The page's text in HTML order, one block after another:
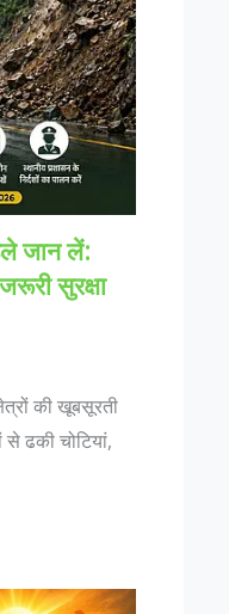
जान लें:
सुरक्षा
की खूबसूरती
ढकी चोटियां,